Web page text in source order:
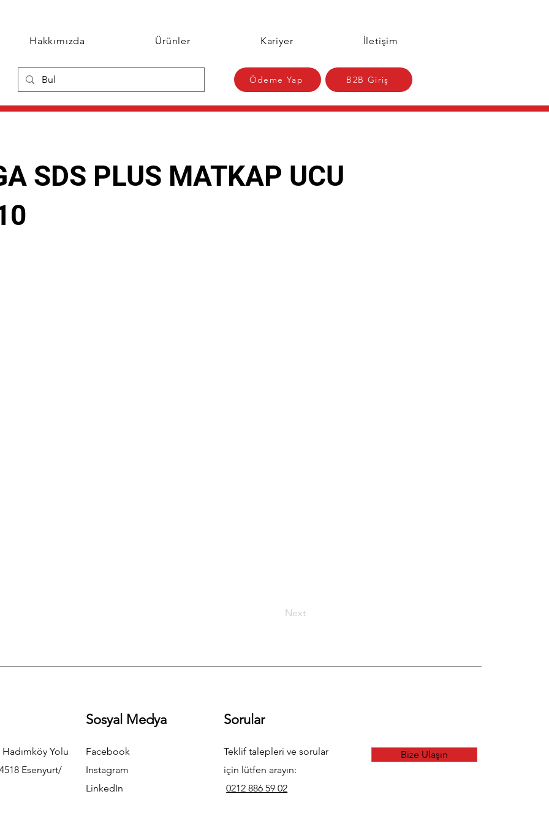
Hakkımızda Ürünler Kariyer İletişim
Ödeme Yap B2B Giriş
SDS PLUS MATKAP UCU
Next
Yolu
Esenyurt/
Sosyal Medya
Facebook
Instagram
LinkedIn
Sorular
Teklif talepleri ve sorular
için lütfen arayın:
0212 886 59 02
Bize Ulaşın